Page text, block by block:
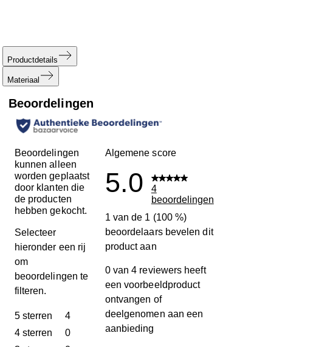
Productdetails
Materiaal
Beoordelingen
Beoordelingen
kunnen alleen
worden geplaatst
door klanten die
de producten
hebben gekocht.
Selecteer
hieronder een rij
om
beoordelingen te
filteren.
5 sterren sterren
4
4 beoordelingen met 5 sterren.
4 sterren sterren
0
Algemene score
5.0
4
beoordelingen
1 van de 1 (100 %)
beoordelaars bevelen dit
product aan
0 van 4 reviewers heeft
een voorbeeldproduct
ontvangen of
deelgenomen aan een
aanbieding